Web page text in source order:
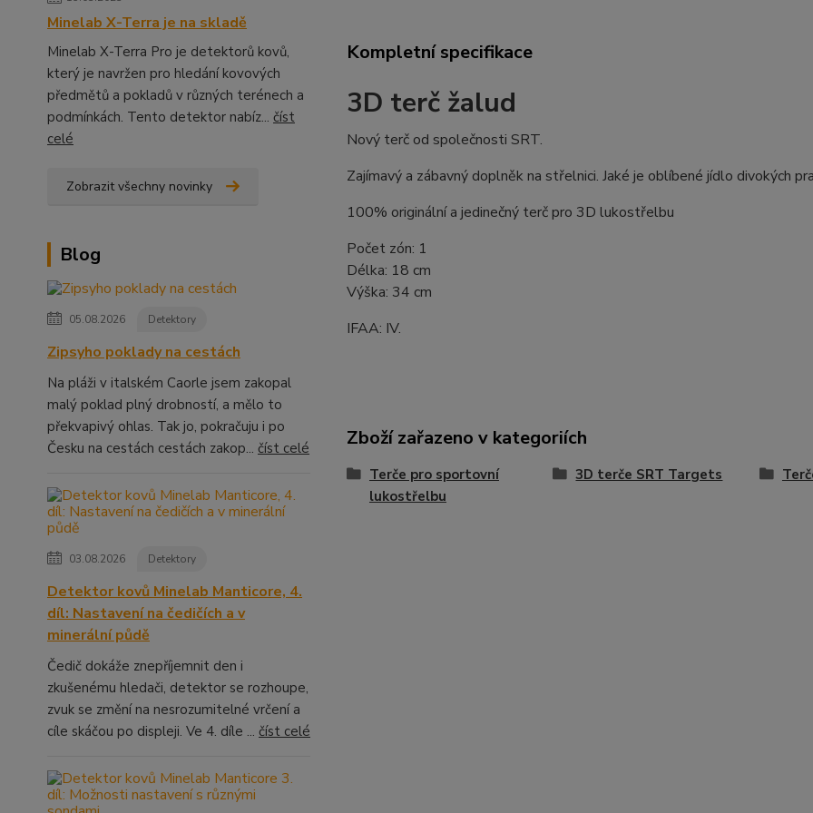
Minelab X-Terra je na skladě
Minelab X-Terra Pro je detektorů kovů,
který je navržen pro hledání kovových
předmětů a pokladů v různých terénech a
podmínkách. Tento detektor nabíz... číst
celé
Zobrazit všechny novinky
Blog
05.08.2026 Detektory
Zipsyho poklady na cestách
Na pláži v italském Caorle jsem zakopal
malý poklad plný drobností, a mělo to
překvapivý ohlas. Tak jo, pokračuju i po
Česku na cestách cestách zakop... číst celé
03.08.2026 Detektory
Detektor kovů Minelab Manticore, 4.
díl: Nastavení na čedičích a v
minerální půdě
Čedič dokáže znepříjemnit den i
zkušenému hledači, detektor se rozhoupe,
zvuk se změní na nesrozumitelné vrčení a
cíle skáčou po displeji. Ve 4. díle ... číst celé
Kompletní specifikace
3D terč žalud
Nový terč od společnosti SRT.
Zajímavý a zábavný doplněk na střelnici. Jaké je oblíbené jídlo divokých
100% originální a jedinečný terč pro 3D lukostřelbu
Počet zón: 1
Délka: 18 cm
Výška: 34 cm
IFAA: IV.
Zboží zařazeno v kategoriích
Terče pro sportovní
lukostřelbu
3D terče SRT Targets